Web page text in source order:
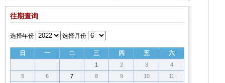
往期查询
选择年份 选择月份
日 一 二 三 四 五 六
1 2 3
4
5
6 7 8 9 10
11